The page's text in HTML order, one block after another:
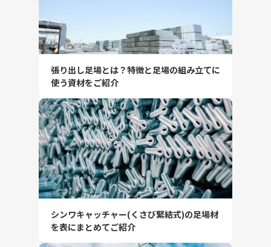
張り出し足場とは？特徴と足場の組み立てに
使う資材をご紹介
シンワキャッチャー(くさび緊結式)の足場材
を表にまとめてご紹介